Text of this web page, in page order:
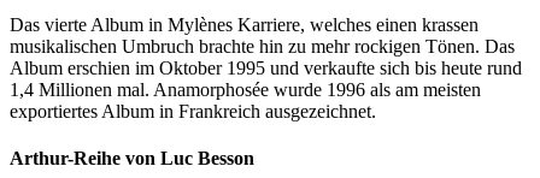
Das vierte Album in Mylènes Karriere, welches einen krassen
musikalischen Umbruch brachte hin zu mehr rockigen Tönen. Das
Album erschien im Oktober 1995 und verkaufte sich bis heute rund
1,4 Millionen mal. Anamorphosée wurde 1996 als am meisten
exportiertes Album in Frankreich ausgezeichnet.
Arthur-Reihe von Luc Besson